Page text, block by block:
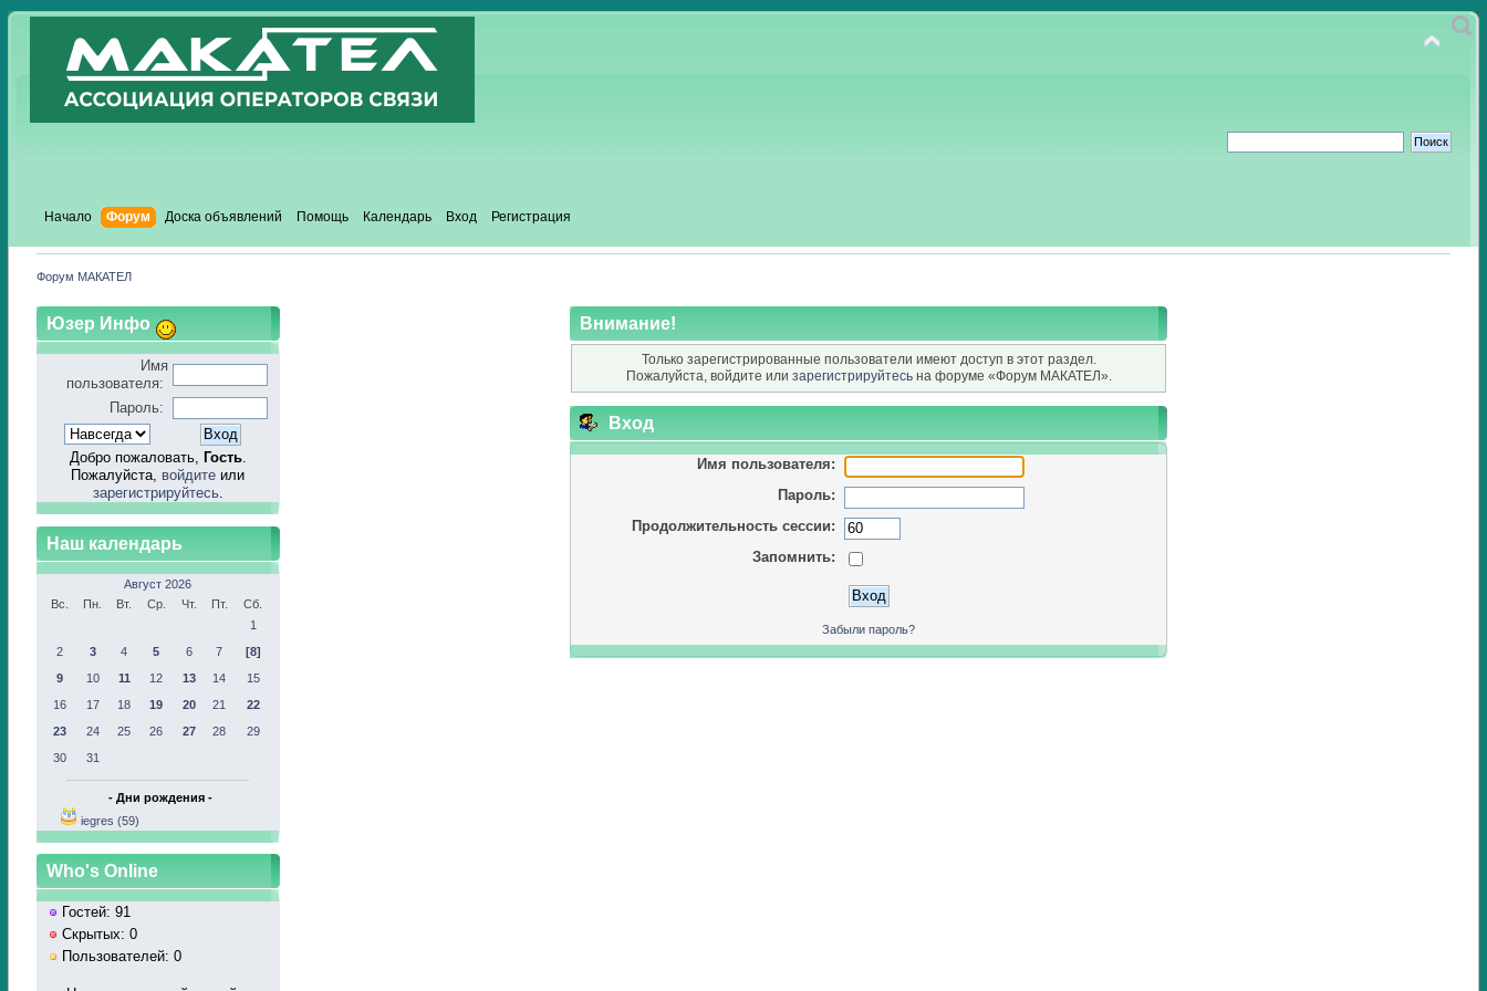
Начало Форум Доска объявлений Помощь Календарь Вход Регистрация
Форум МАКАТЕЛ
Юзер Инфо
Имя
пользователя:
Пароль:
Добро пожаловать, Гость.
Пожалуйста, войдите или
зарегистрируйтесь.
Наш календарь
Август 2026
Вс.
Пн. Вт. Ср. Чт. Пт.
Сб.
1
2
3 4 5 6 7
[8]
9
10 11 12 13 14
15
16
17 18 19 20 21
22
23
24 25 26 27 28
29
30
31
- Дни рождения -
iegres (59)
Who's Online
Гостей: 91
Скрытых: 0
Пользователей: 0
Внимание!
Только зарегистрированные пользователи имеют доступ в этот раздел.
Пожалуйста, войдите или зарегистрируйтесьна форуме «Форум МАКАТЕЛ».
Вход
Имя пользователя:
Пароль:
Продолжительность сессии:
Запомнить:
Забыли пароль?